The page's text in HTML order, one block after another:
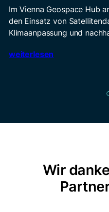
Im Vienna Geospace Hub
den Einsatz von
Klimaanpassung und
weiterlesen
Wir